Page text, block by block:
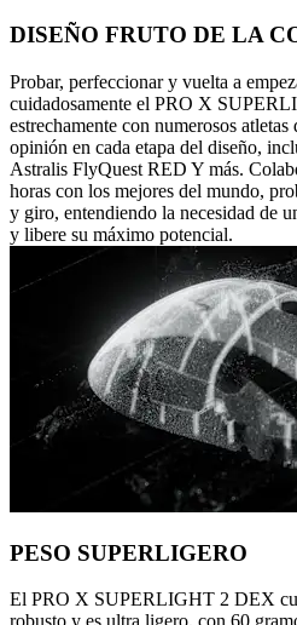
DISEÑO FRUTO DE LA
Probar, perfeccionar y vuelta a
cuidadosamente el PRO X
estrechamente con numerosos atletas
opinión en cada etapa del diseño,
Astralis FlyQuest RED Y más.
horas con los mejores del mundo,
y giro, entendiendo la necesidad de
y libere su máximo potencial.
PESO SUPERLIGERO
El PRO X SUPERLIGHT 2 DEX